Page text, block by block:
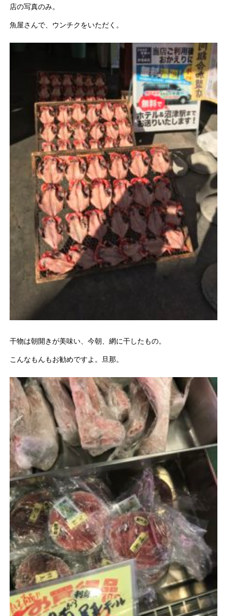
店の写真のみ。
魚屋さんで、ウンチクをいただく。
干物は朝開きが美味い、今朝、網に干したもの。
こんなもんもお勧めですよ。旦那。